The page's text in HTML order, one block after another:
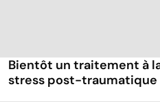
Bientôt un traitement à
stress post-traumatique